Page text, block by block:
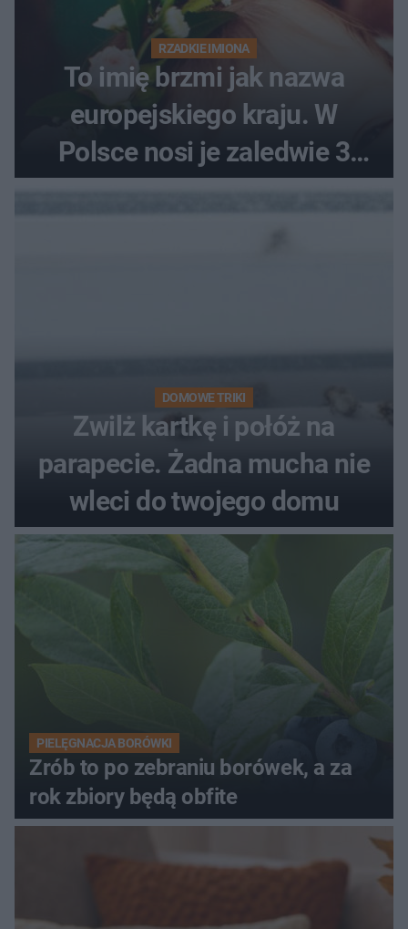
RZADKIE IMIONA
To imię brzmi jak nazwa
europejskiego kraju. W
Polsce nosi je zaledwie 3
DOMOWE TRIKI
Zwilż kartkę i połóż na
parapecie. Żadna mucha nie
wleci do twojego domu
PIELĘGNACJA BORÓWKI
Zrób to po zebraniu borówek, a za
rok zbiory będą obfite